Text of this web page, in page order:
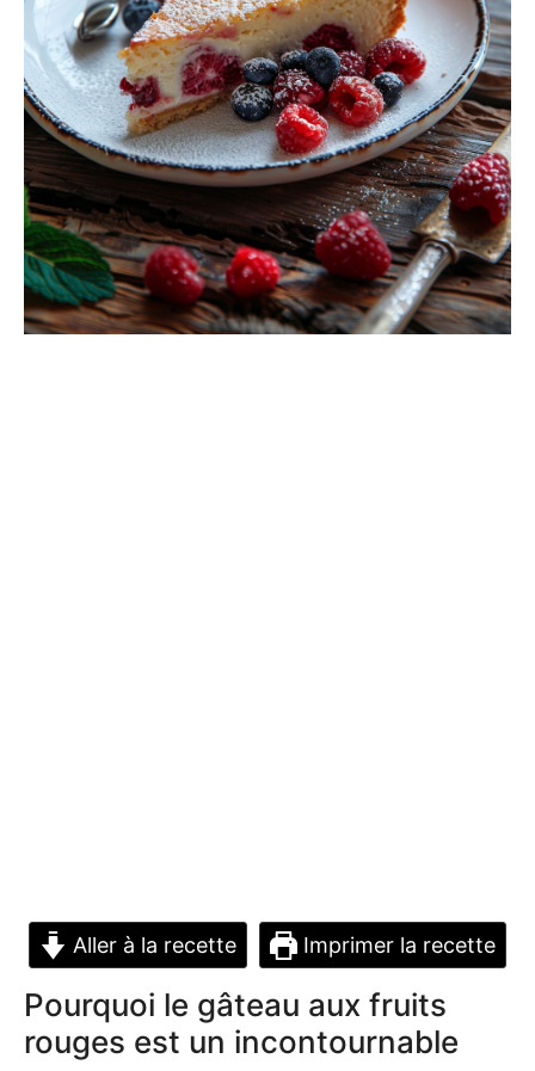
Aller à la recette Imprimer la recette
Pourquoi le gâteau aux fruits
rouges est un incontournable